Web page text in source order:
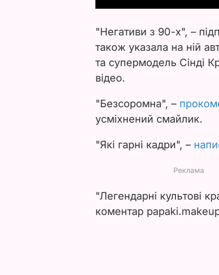
"Негативи з 90-х", –
також указала на ній
та супермодель Сінді
відео.
"Безсоромна", –
усміхнений смайлик.
"Які гарні кадри", –
"Легендарні культові
коментар